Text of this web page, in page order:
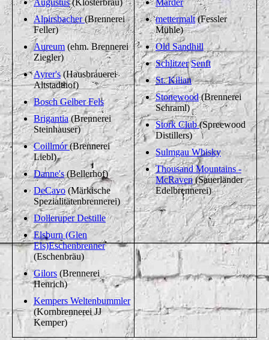
Alpirsbacher(Brennerei
Feller)
Aureum (ehm. Brennerei
Ziegler)
Ayrer's(Hausbrauerei
Altstadthof)
Bosch Gelber Fels
Brigantia(Brennerei
Steinhauser)
Coillmór(Brennerei
Liebl)
Danne's(Bellerhof)
DeCavo(Märkische
Spezialitätenbrennerei)
Dolleruper Destille
Elsburn (Glen
Els)Eschenbrenner
(Eschenbräu)
Gilors (Brennerei
Henrich)
Kempers Weltenbummler
(Kornbrennerei JJ
Kemper)
mettermalt(Fessler
Mühle)
Old Sandhill
Schlitzer Senft
St. Kilian
Stonewood(Brennerei
Schraml)
Stork Club(Spreewood
Distillers)
Sulmgau Whisky
Thousand Mountains -
McRaven(Sauerländer
Edelbrennerei)